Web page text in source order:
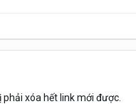
xóa hết link mới được.